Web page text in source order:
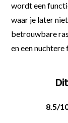
wordt een
waar je later
betrouwbare
en een
8.5/